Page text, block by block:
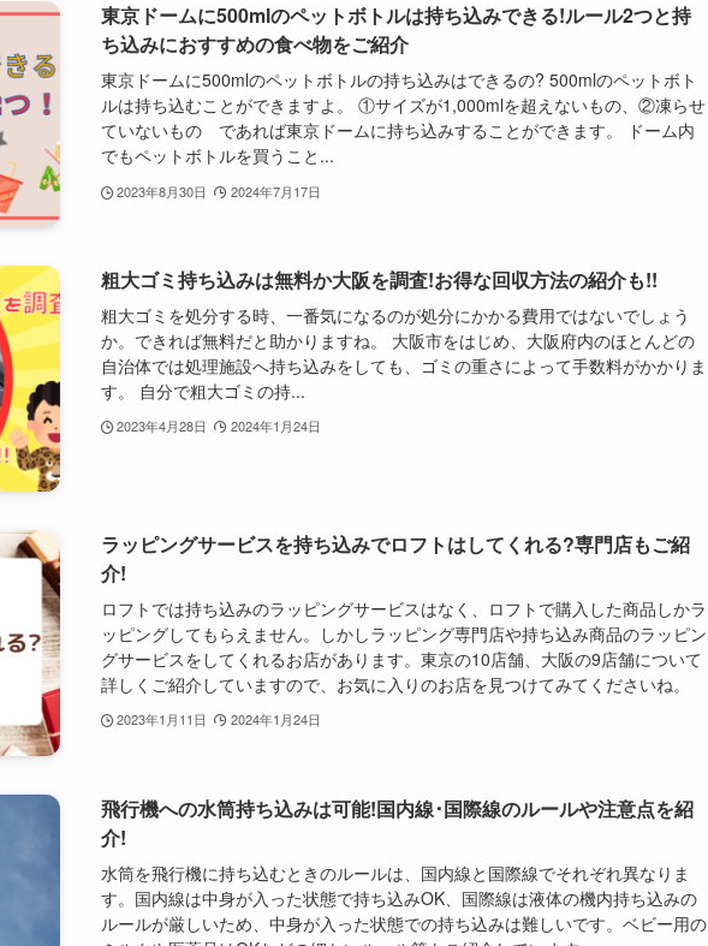
東京ドームに500mlのペットボトルは持ち込みできる!ルール2つと持
ち込みにおすすめの食べ物をご紹介
東京ドームに500mlのペットボトルの持ち込みはできるの? 500mlのペットボト
ルは持ち込むことができますよ。 ①サイズが1,000mlを超えないもの、②凍らせ
ていないもの であれば東京ドームに持ち込みすることができます。 ドーム内
でもペットボトルを買うこと...
2023年8月30日 2024年7月17日
粗大ゴミ持ち込みは無料か大阪を調査!お得な回収方法の紹介も!!
粗大ゴミを処分する時、一番気になるのが処分にかかる費用ではないでしょう
か。できれば無料だと助かりますね。 大阪市をはじめ、大阪府内のほとんどの
自治体では処理施設へ持ち込みをしても、ゴミの重さによって手数料がかかりま
す。 自分で粗大ゴミの持...
2023年4月28日 2024年1月24日
ラッピングサービスを持ち込みでロフトはしてくれる?専門店もご紹
介!
ロフトでは持ち込みのラッピングサービスはなく、ロフトで購入した商品しかラ
ッピングしてもらえません。しかしラッピング専門店や持ち込み商品のラッピン
グサービスをしてくれるお店があります。東京の10店舗、大阪の9店舗について
詳しくご紹介していますので、お気に入りのお店を見つけてみてくださいね。
2023年1月11日 2024年1月24日
飛行機への水筒持ち込みは可能!国内線･国際線のルールや注意点を紹
介!
水筒を飛行機に持ち込むときのルールは、国内線と国際線でそれぞれ異なりま
す。国内線は中身が入った状態で持ち込みOK、国際線は液体の機内持ち込みの
ルールが厳しいため、中身が入った状態での持ち込みは難しいです。ベビー用の